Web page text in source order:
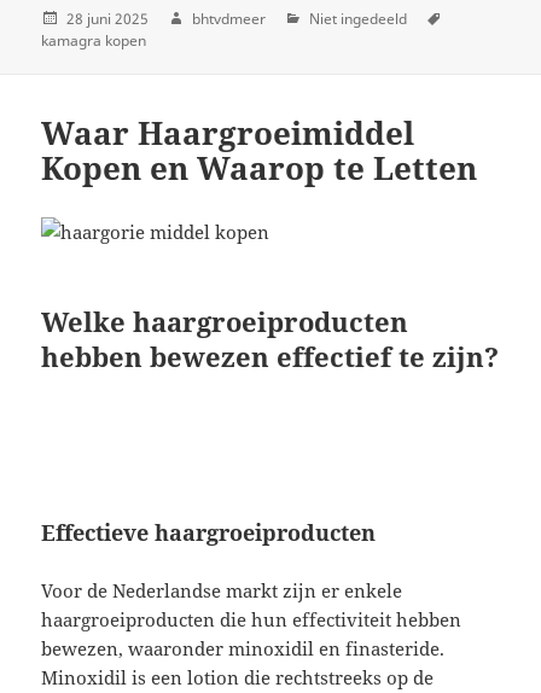
28 juni 2025 bhtvdmeer
Niet ingedeeld
kamagra kopen
Waar Haargroeimiddel
Kopen en Waarop te Letten
Welke haargroeiproducten
hebben bewezen effectief te zijn?
Effectieve haargroeiproducten
Voor de Nederlandse markt zijn er enkele
haargroeiproducten die hun effectiviteit hebben
bewezen, waaronder minoxidil en finasteride.
Minoxidil is een lotion die rechtstreeks op de